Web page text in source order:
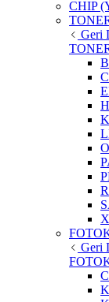
CHIP
Geri
Geri